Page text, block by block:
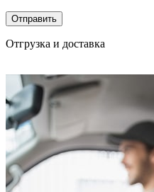
Отгрузка и доставка